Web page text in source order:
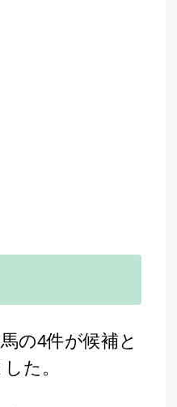
の4件が候補と
た。